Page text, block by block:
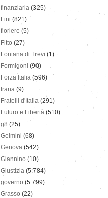
finanziaria (325)
Fini (821)
fioriere (5)
Fitto (27)
Fontana di Trevi (1)
Formigoni (90)
Forza Italia (596)
frana (9)
Fratelli d'Italia (291)
Futuro e Libertà (510)
g8 (25)
Gelmini (68)
Genova (542)
Giannino (10)
Giustizia (5.784)
governo (5.799)
Grasso (22)